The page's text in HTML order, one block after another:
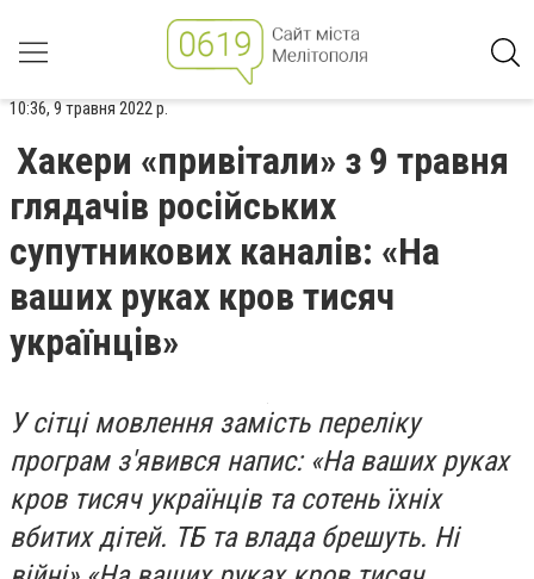
10:36, 9 травня 2022 р.
Хакери «привітали» з 9 травня
глядачів російських
супутникових каналів: «На
ваших руках кров тисяч
українців»
У сітці мовлення замість переліку
програм з'явився напис: «На ваших руках
кров тисяч українців та сотень їхніх
вбитих дітей. ТБ та влада брешуть. Ні